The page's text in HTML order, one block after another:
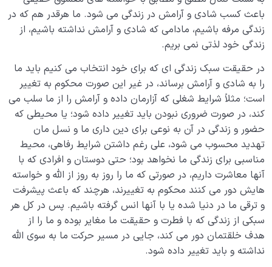
باعث کسب شادی و آرامش در زندگی می شود. ما هرقدر هم که در
زندگی مرفه باشیم، مادامی که شادی و آرامش نداشته باشیم، از
زندگی خود لذتی نمی بریم.
در حقیقت سبک زندگی ای که برای خود انتخاب می کنیم باید ما
را به شادی و آرامش برساند، در غیر این صورت محکوم به تغییر
است؛ مثلاً شرایط شغلی که آزارمان داده و آرامش را از ما سلب می
کند، در صورت ضروری نبودن باید تغییر داده شود؛ یا محیطی که
حضور و زندگی در آن به نوعی برای دین داری ما و نسل مان
تهدید محسوب می شود، علی رغم داشتن شرایط رفاهی، محیط
مناسبی برای زندگی ما نخواهد بود؛ حتی دوستان و افرادی که با
آنها معاشرت داریم، در صورتی که ما را روز به روز از الله و خواسته
هایش دور می کنند محکوم به تغییرند، هرچند که باعث پیشرفت
و ترقی ما در دنیا شده یا با آنها انس گرفته باشیم. پس در کل هر
سبکی از زندگی که با فطرت و حقیقت ما مغایر بوده و ما را از
هدف خلقتمان دور می کند، جایی در مسیر حرکت ما به سوی الله
نداشته و باید تغییر داده شود.